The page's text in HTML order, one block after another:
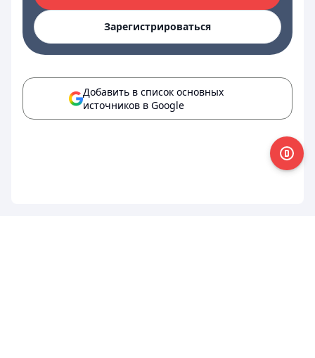
Зарегистрироваться
Добавить в список основных
источников в Google